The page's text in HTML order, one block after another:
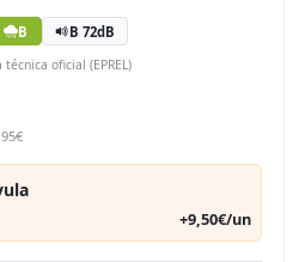
B B 72dB
técnica oficial (EPREL)
+9,50€/un